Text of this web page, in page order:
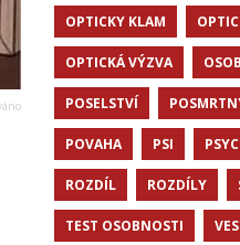
OPTICKY KLAM
OPTICKÁ VÝZVA
POSELSTVÍ
POVAHA PSI
ROZDÍL ROZDÍLY
TEST OSOBNOSTI